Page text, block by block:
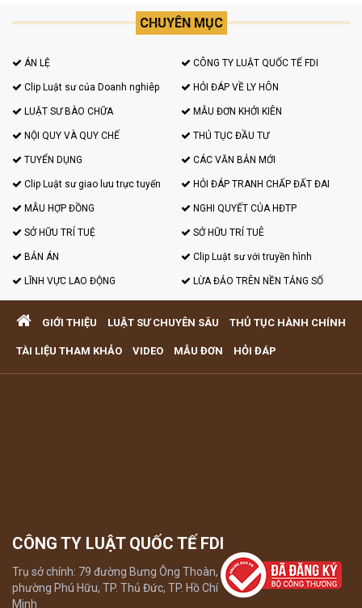
TẠI TP HCM
Xem tất cả
CHUYÊN MỤC
ÁN LỆ CÔNG TY LUẬT QUỐC TẾ FDI
Clip Luật sư của Doanh nghiêp HỎI ĐÁP VỀ LY HÔN
LUẬT SƯ BÀO CHỮA MẪU ĐƠN KHỞI KIÊN
NỘI QUY VÀ QUY CHẾ THỦ TỤC ĐẦU TƯ
TUYỂN DỤNG CÁC VĂN BẢN MỚI
Clip Luật sư giao lưu trực tuyến HỎI ĐÁP TRANH CHẤP ĐẤT ĐAI
MẪU HỢP ĐỒNG NGHI QUYẾT CỦA HĐTP
SỞ HỮU TRÍ TUỆ SỞ HỮU TRÍ TUÊ
BẢN ÁN Clip Luật sư với truyền hình
LĨNH VỰC LAO ĐỘNG LỪA ĐẢO TRÊN NỀN TẢNG SỐ
GIỚI THIỆU LUẬT SƯ CHUYÊN SÂU THỦ TỤC HÀNH CHÍNH
TÀI LIỆU THAM KHẢO VIDEO MẪU ĐƠN HỎI ĐÁP
CÔNG TY LUẬT QUỐC TẾ FDI
Trụ sở chính: 79 đường Bưng Ông Thoàn,
phường Phú Hữu, TP. Thủ Đức, TP. Hồ Chí
Minh